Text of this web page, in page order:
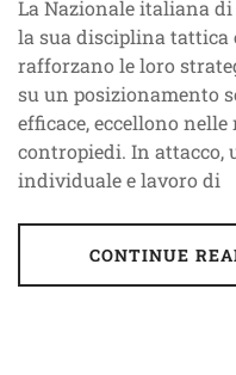
La Nazionale italiana di
la sua disciplina tattica
rafforzano le loro
su un posizionamento
efficace, eccellono
contropiedi. In
individuale e lavoro di
CONTINUE